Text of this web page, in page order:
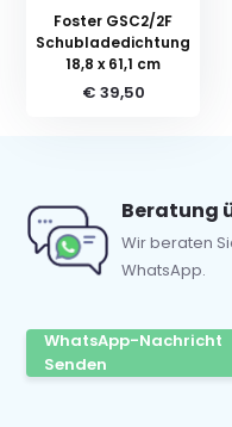
Foster GSC2/2F
Schubladedichtung
18,8 x 61,1 cm
€ 39,50
Beratung
Wir beraten
WhatsApp.
WhatsApp-Nachricht
Senden